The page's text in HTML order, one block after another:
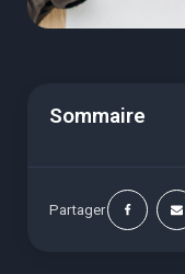
Sommaire
Partager